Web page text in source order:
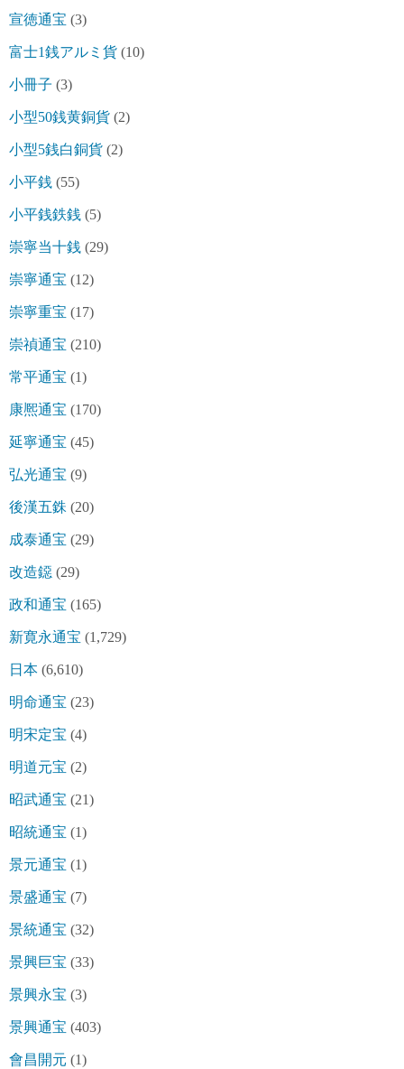
宣徳通宝 (3)
富士1銭アルミ貨 (10)
小冊子 (3)
小型50銭黄銅貨 (2)
小型5銭白銅貨 (2)
小平銭 (55)
小平銭鉄銭 (5)
崇寧当十銭 (29)
崇寧通宝 (12)
崇寧重宝 (17)
崇禎通宝 (210)
常平通宝 (1)
康熈通宝 (170)
延寧通宝 (45)
弘光通宝 (9)
後漢五銖 (20)
成泰通宝 (29)
改造鐚 (29)
政和通宝 (165)
新寛永通宝 (1,729)
日本 (6,610)
明命通宝 (23)
明宋定宝 (4)
明道元宝 (2)
昭武通宝 (21)
昭統通宝 (1)
景元通宝 (1)
景盛通宝 (7)
景統通宝 (32)
景興巨宝 (33)
景興永宝 (3)
景興通宝 (403)
會昌開元 (1)